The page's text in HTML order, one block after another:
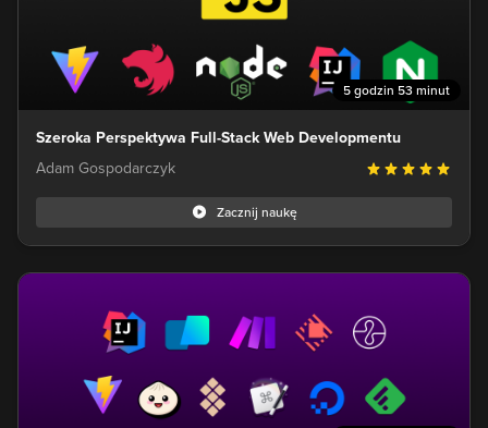
5 godzin 53 minut
Szeroka Perspektywa Full-Stack Web Developmentu
Adam Gospodarczyk
Zacznij naukę